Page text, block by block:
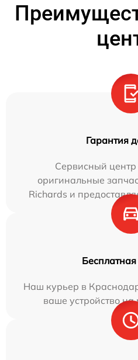
Гарантия
Сервисный центр
оригинальные
Richards и
Наш курьер в
ваше устройство на